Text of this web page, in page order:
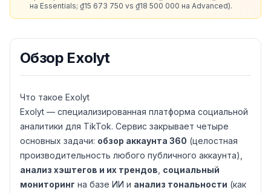
на Essentials; ₫15 673 750 vs ₫18 500 000 на Advanced).
Обзор Exolyt
Что такое Exolyt
Exolyt — специализированная платформа социальной
аналитики для TikTok. Сервис закрывает четыре
основных задачи: обзор аккаунта 360 (целостная
производительность любого публичного аккаунта),
анализ хэштегов и их трендов социальный
мониторинг на базе ИИ и анализ тональности (как